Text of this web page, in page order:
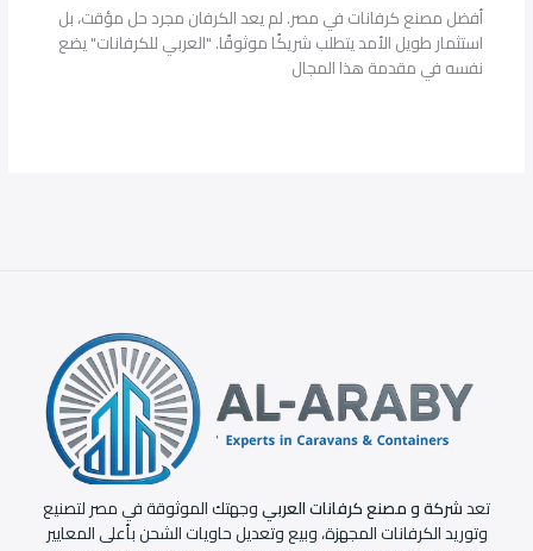
أفضل مصنع كرفانات في مصر. لم يعد الكرفان مجرد حل مؤقت، بل
استثمار طويل الأمد يتطلب شريكًا موثوقًا. "العربي للكرفانات" يضع
نفسه في مقدمة هذا المجال
تعدشركة و مصنع كرفانات العربيوجهتك الموثوقة في مصر لتصنيع
وتوريد الكرفانات المجهزة، وبيع وتعديل حاويات الشحن بأعلى المعايير